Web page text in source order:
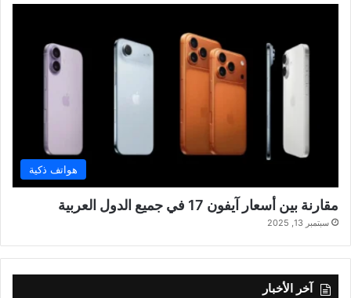
هواتف ذكية
مقارنة بين أسعار آيفون 17 في جميع الدول العربية
سبتمبر 13, 2025
آخر الأخبار